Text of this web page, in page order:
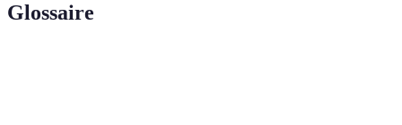
Glossaire